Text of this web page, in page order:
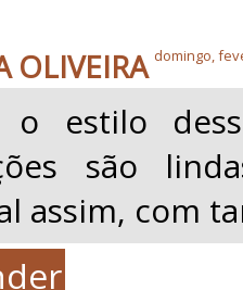
OLIVEIRA domingo,
o estilo
são
assim, com